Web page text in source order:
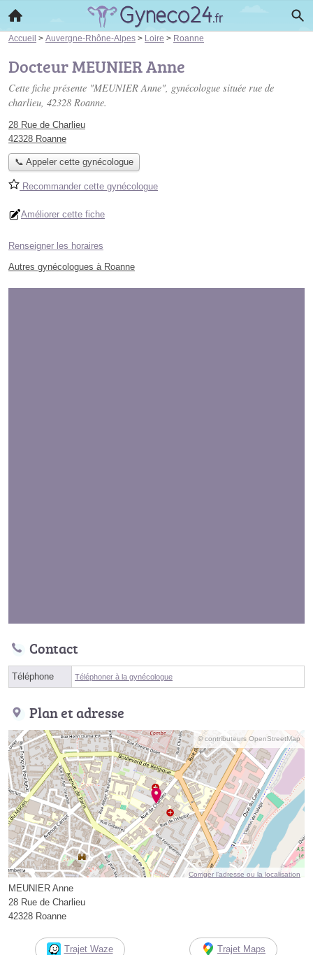
Accueil > Auvergne-Rhône-Alpes > Loire > Roanne
Docteur MEUNIER Anne
Cette fiche présente "MEUNIER Anne", gynécologue située rue de
charlieu, 42328 Roanne.
28 Rue de Charlieu
42328 Roanne
📞 Appeler cette gynécologue
Recommander cette gynécologue
Améliorer cette fiche
Renseigner les horaires
Autres gynécologues à Roanne
Contact
Téléphone Téléphoner à la gynécologue
Plan et adresse
© contributeurs OpenStreetMap
Corriger l’adresse ou la localisation
MEUNIER Anne
28 Rue de Charlieu
42328 Roanne
Trajet Waze Trajet Maps